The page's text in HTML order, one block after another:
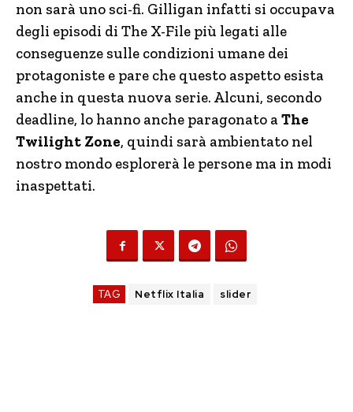
non sarà uno sci-fi. Gilligan infatti si occupava
degli episodi di The X-File più legati alle
conseguenze sulle condizioni umane dei
protagoniste e pare che questo aspetto esista
anche in questa nuova serie. Alcuni, secondo
deadline, lo hanno anche paragonato aThe
Twilight Zone, quindi sarà ambientato nel
nostro mondo esplorerà le persone ma in modi
inaspettati.
TAG Netflix Italia slider